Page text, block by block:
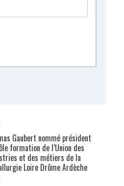
Gaubert nommé président
formation de l’Union des
et des métiers de la
Loire Drôme Ardèche